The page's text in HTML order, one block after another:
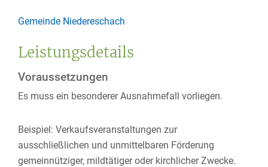
Gemeinde Niedereschach
Leistungsdetails
Voraussetzungen
Es muss ein besonderer Ausnahmefall vorliegen.
Beispiel: Verkaufsveranstaltungen zur
ausschließlichen und unmittelbaren Förderung
gemeinnütziger, mildtätiger oder kirchlicher Zwecke.